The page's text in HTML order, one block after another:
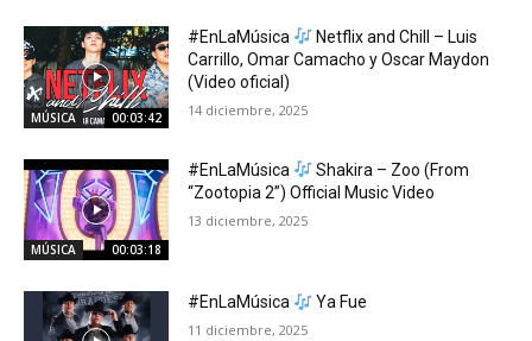
MÚSICA 00:03:42
#EnLaMúsica
Netflix and Chill – Luis
Carrillo, Omar Camacho y Oscar Maydon
(Video oficial)
14 diciembre, 2025
MÚSICA 00:03:18
#EnLaMúsica
Shakira – Zoo (From
“Zootopia 2”) Official Music Video
13 diciembre, 2025
#EnLaMúsica Ya Fue
11 diciembre, 2025